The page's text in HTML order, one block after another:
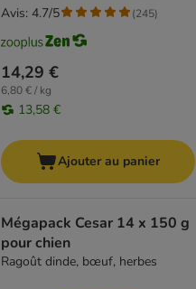
14,29 €
6,80 € / kg
13,58 €
Avis: 4.7/5 (245)
Ajouter au panier
Mégapack Cesar 14 x 150 g
pour chien
Ragoût dinde, bœuf, herbes